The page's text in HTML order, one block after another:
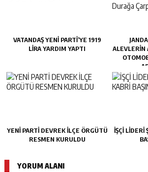
VATANDAŞ YENİ PARTİ’YE 1919
LİRA YARDIM YAPTI
ALEVLERIN
YENİ PARTİ DEVREK İLÇE ÖRGÜTÜ
RESMEN KURULDU
İŞÇİ LİDERİ
YORUM ALANI